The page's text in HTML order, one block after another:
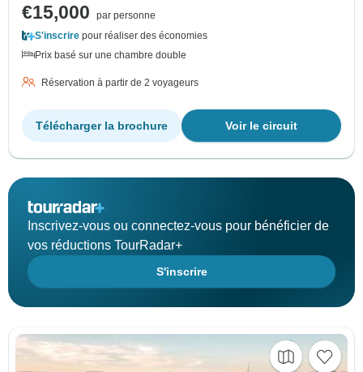
€15,000
par personne
S'inscrire pour réaliser des économies
Prix basé sur une chambre double
Réservation à partir de 2 voyageurs
Voir le circuit
Télécharger la brochure
Inscrivez-vous ou connectez-vous pour bénéficier de
vos réductions TourRadar+
S'inscrire